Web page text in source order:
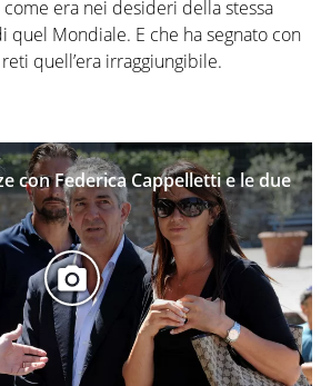
era nei desideri della stessa
quel Mondiale. E che ha segnato con
quell’era irraggiungibile.
con Federica Cappelletti e le due